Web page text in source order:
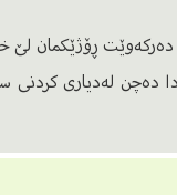
ڕۆژێکمان لێ
لەدیاری کردنی